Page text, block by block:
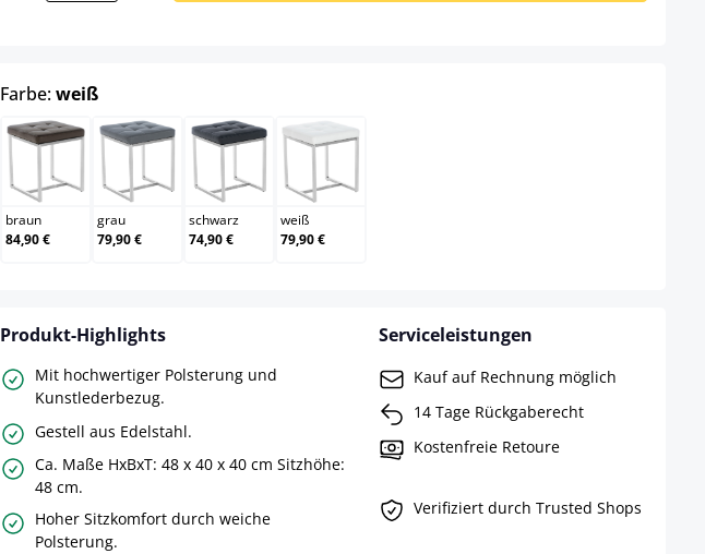
Farbe:weißauswählen
braun
braun
84,90 €
grau
grau
79,90 €
schwarz
schwarz
74,90 €
weiß
weiß
79,90 €
Produkt-Highlights
Mit hochwertiger Polsterung und
Kunstlederbezug.
Gestell aus Edelstahl.
Ca. Maße HxBxT: 48 x 40 x 40 cm Sitzhöhe:
48 cm.
Hoher Sitzkomfort durch weiche
Polsterung.
Serviceleistungen
Kauf auf Rechnung möglich
14 Tage Rückgaberecht
Kostenfreie Retoure
Verifiziert durch Trusted Shops